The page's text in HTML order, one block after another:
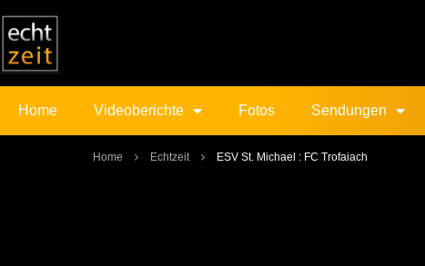
Home Videoberichte Fotos Sendungen
Home Echtzeit ESV St. Michael : FC Trofaiach